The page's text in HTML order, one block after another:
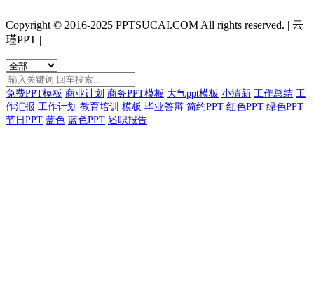
Copyright © 2016-2025 PPTSUCAI.COM All rights reserved. | 云
瑾PPT |
免费PPT模板 商业计划 商务PPT模板 大气ppt模板 小清新 工作总结 工
作汇报 工作计划 教育培训 模板 毕业答辩 简约PPT 红色PPT 绿色PPT
节日PPT 蓝色 蓝色PPT 述职报告